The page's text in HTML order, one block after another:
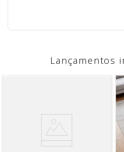
Lançamentos